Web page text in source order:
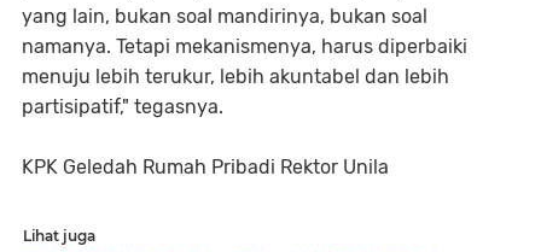
yang lain, bukan soal mandirinya, bukan soal
namanya. Tetapi mekanismenya, harus diperbaiki
menuju lebih terukur, lebih akuntabel dan lebih
partisipatif," tegasnya.
KPK Geledah Rumah Pribadi Rektor Unila
Lihat juga